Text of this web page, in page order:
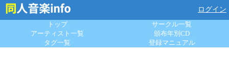
ログイン
トップ
サークル一覧
アーティスト一覧
頒布年別CD
タグ一覧
登録マニュアル